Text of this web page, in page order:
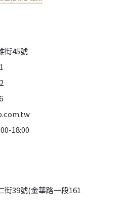
街45號
18:00
街39號(金華路一段161